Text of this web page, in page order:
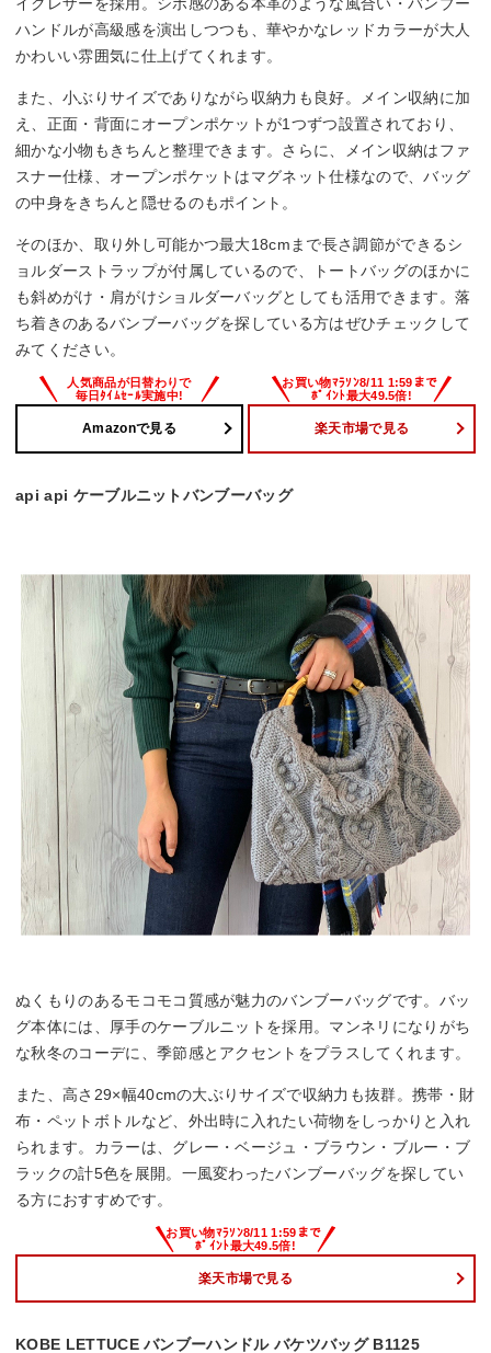
ハンドルが高級感を演出しつつも、華やかなレッドカラーが大人
かわいい雰囲気に仕上げてくれます。
また、小ぶりサイズでありながら収納力も良好。メイン収納に加
え、正面・背面にオープンポケットが1つずつ設置されており、
細かな小物もきちんと整理できます。さらに、メイン収納はファ
スナー仕様、オープンポケットはマグネット仕様なので、バッグ
の中身をきちんと隠せるのもポイント。
そのほか、取り外し可能かつ最大18cmまで長さ調節ができるシ
ョルダーストラップが付属しているので、トートバッグのほかに
も斜めがけ・肩がけショルダーバッグとしても活用できます。落
ち着きのあるバンブーバッグを探している方はぜひチェックして
みてください。
Amazonで見る 楽天市場で見る
api api ケーブルニットバンブーバッグ
ぬくもりのあるモコモコ質感が魅力のバンブーバッグです。バッ
グ本体には、厚手のケーブルニットを採用。マンネリになりがち
な秋冬のコーデに、季節感とアクセントをプラスしてくれます。
また、高さ29×幅40cmの大ぶりサイズで収納力も抜群。携帯・財
布・ペットボトルなど、外出時に入れたい荷物をしっかりと入れ
られます。カラーは、グレー・ベージュ・ブラウン・ブルー・ブ
ラックの計5色を展開。一風変わったバンブーバッグを探してい
る方におすすめです。
楽天市場で見る
KOBE LETTUCE バンブーハンドル バケツバッグ B1125